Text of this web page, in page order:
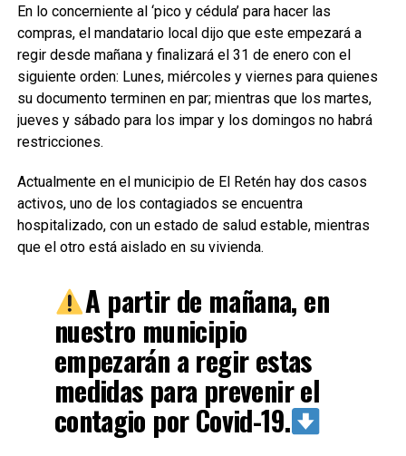
En lo concerniente al ‘pico y cédula’ para hacer las
compras, el mandatario local dijo que este empezará a
regir desde mañana y finalizará el 31 de enero con el
siguiente orden: Lunes, miércoles y viernes para quienes
su documento terminen en par; mientras que los martes,
jueves y sábado para los impar y los domingos no habrá
restricciones.
Actualmente en el municipio de El Retén hay dos casos
activos, uno de los contagiados se encuentra
hospitalizado, con un estado de salud estable, mientras
que el otro está aislado en su vivienda.
A partir de mañana, en
nuestro municipio
empezarán a regir estas
medidas para prevenir el
contagio por Covid-19.